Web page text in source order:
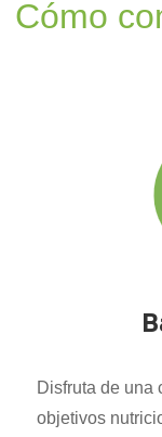
Cómo
Disfruta de una
objetivos